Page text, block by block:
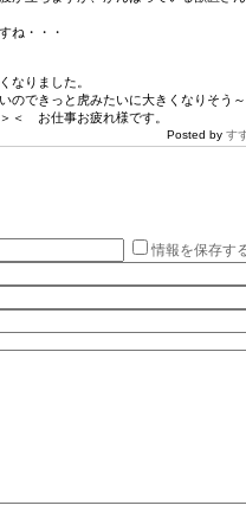
ね・・・
なりました。
のできっと虎みたいに大きくなりそう～
＜ お仕事お疲れ様です。
Posted by す
情報を保存す